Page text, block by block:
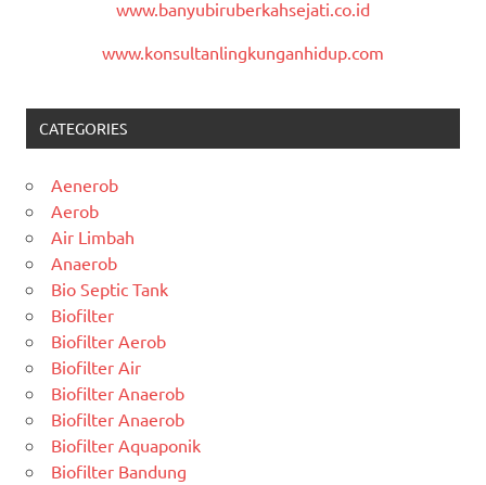
www.banyubiruberkahsejati.co.id
www.konsultanlingkunganhidup.com
CATEGORIES
Aenerob
Aerob
Air Limbah
Anaerob
Bio Septic Tank
Biofilter
Biofilter Aerob
Biofilter Air
Biofilter Anaerob
Biofilter Anaerob
Biofilter Aquaponik
Biofilter Bandung